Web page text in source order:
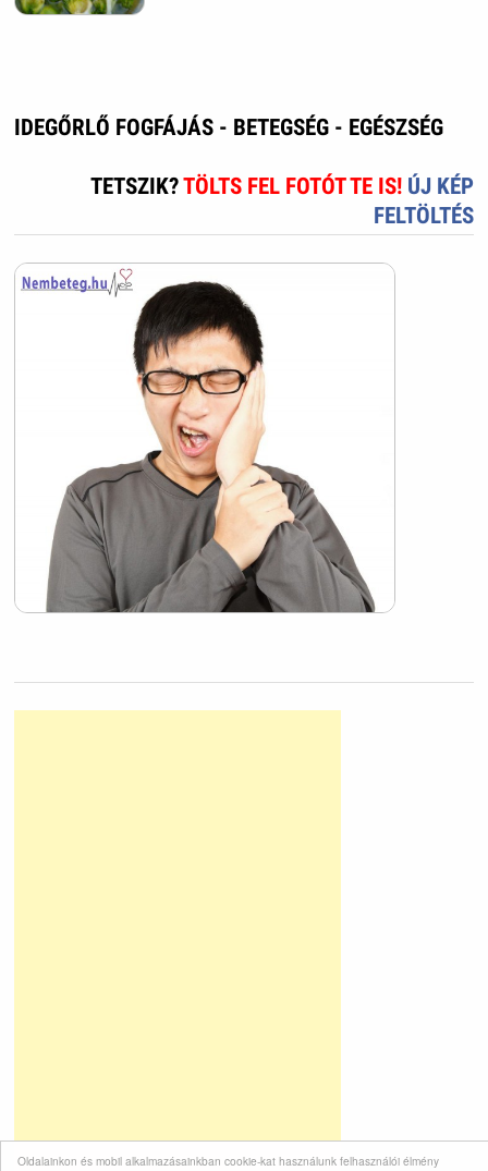
Oldalainkon és mobil alkalmazásainkban cookie-kat használunk felhasználói élmény
IDEGŐRLŐ FOGFÁJÁS - BETEGSÉG - EGÉSZSÉG
TETSZIK?TÖLTS FEL FOTÓT TE IS! ÚJ KÉP
FELTÖLTÉS